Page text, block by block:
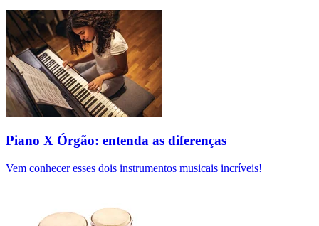
Piano X Órgão: entenda as diferenças
Vem conhecer esses dois instrumentos musicais incríveis!